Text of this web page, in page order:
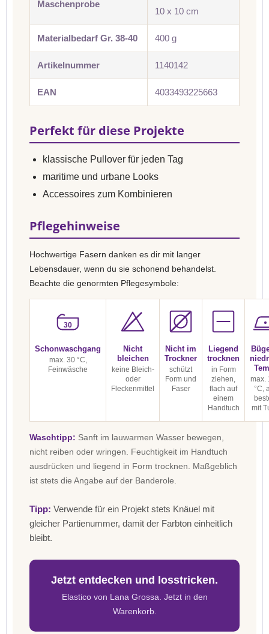
Maschenprobe
10 x 10 cm
Materialbedarf Gr. 38-40 400 g
Artikelnummer 1140142
EAN 4033493225663
Perfekt für diese Projekte
klassische Pullover für jeden Tag
maritime und urbane Looks
Accessoires zum Kombinieren
Pflegehinweise
Hochwertige Fasern danken es dir mit langer
Lebensdauer, wenn du sie schonend behandelst.
Beachte die genormten Pflegesymbole:
30
Schonwaschgang
max. 30 °C,
Feinwäsche
Nicht
bleichen
keine Bleich-
oder
Fleckenmittel
Nicht im
Trockner
schützt
Form und
Faser
Liegend
trocknen
in Form
ziehen,
flach auf
einem
Handtuch
max.
°C,
mit
Waschtipp: Sanft im lauwarmen Wasser bewegen,
nicht reiben oder wringen. Feuchtigkeit im Handtuch
ausdrücken und liegend in Form trocknen. Maßgeblich
ist stets die Angabe auf der Banderole.
Tipp: Verwende für ein Projekt stets Knäuel mit
gleicher Partienummer, damit der Farbton einheitlich
bleibt.
Jetzt entdecken und losstricken.
Elastico von Lana Grossa. Jetzt in den
Warenkorb.